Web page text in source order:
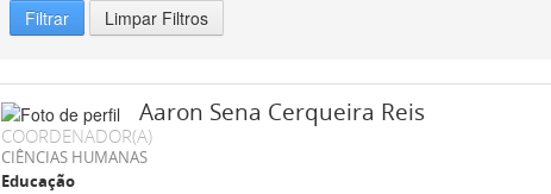
Filtrar Limpar Filtros
Aaron Sena Cerqueira Reis
COORDENADOR(A)
CIÊNCIAS HUMANAS
Educação